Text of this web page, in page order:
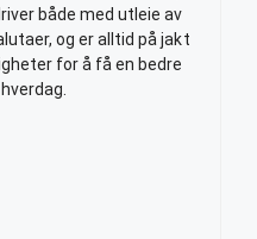
både med utleie av
og er alltid på jakt
for å få en bedre